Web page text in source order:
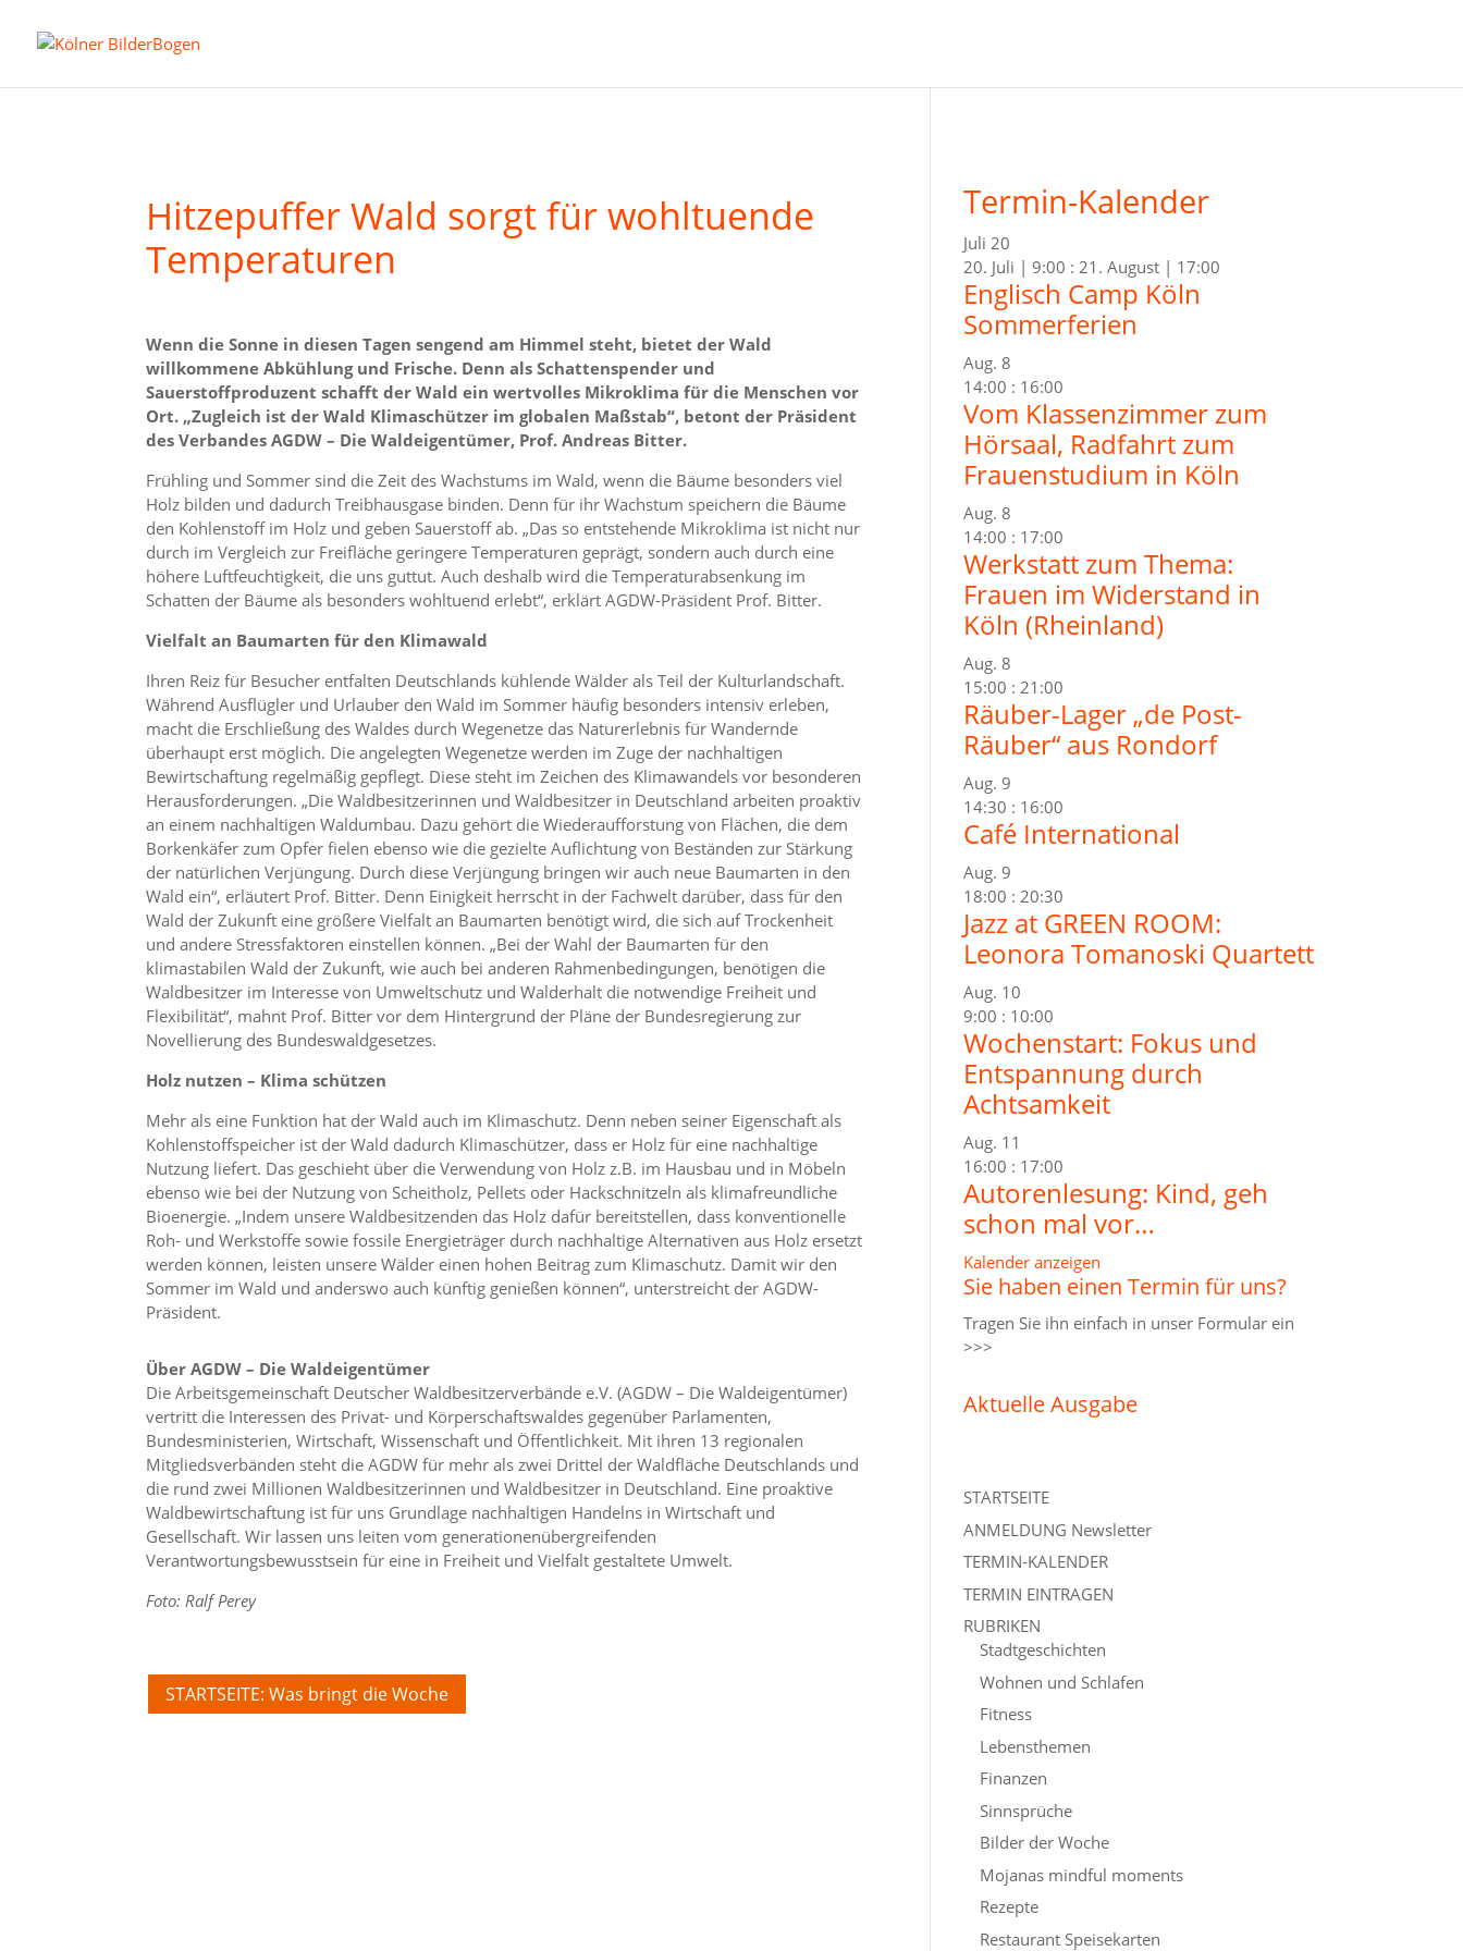
Hitzepuffer Wald sorgt für wohltuende
Temperaturen
Wenn die Sonne in diesen Tagen sengend am Himmel steht, bietet der Wald
willkommene Abkühlung und Frische. Denn als Schattenspender und
Sauerstoffproduzent schafft der Wald ein wertvolles Mikroklima für die Menschen vor
Ort. „Zugleich ist der Wald Klimaschützer im globalen Maßstab“, betont der Präsident
des Verbandes AGDW – Die Waldeigentümer, Prof. Andreas Bitter.
Frühling und Sommer sind die Zeit des Wachstums im Wald, wenn die Bäume besonders viel
Holz bilden und dadurch Treibhausgase binden. Denn für ihr Wachstum speichern die Bäume
den Kohlenstoff im Holz und geben Sauerstoff ab. „Das so entstehende Mikroklima ist nicht nur
durch im Vergleich zur Freifläche geringere Temperaturen geprägt, sondern auch durch eine
höhere Luftfeuchtigkeit, die uns guttut. Auch deshalb wird die Temperaturabsenkung im
Schatten der Bäume als besonders wohltuend erlebt“, erklärt AGDW-Präsident Prof. Bitter.
Vielfalt an Baumarten für den Klimawald
Ihren Reiz für Besucher entfalten Deutschlands kühlende Wälder als Teil der Kulturlandschaft.
Während Ausflügler und Urlauber den Wald im Sommer häufig besonders intensiv erleben,
macht die Erschließung des Waldes durch Wegenetze das Naturerlebnis für Wandernde
überhaupt erst möglich. Die angelegten Wegenetze werden im Zuge der nachhaltigen
Bewirtschaftung regelmäßig gepflegt. Diese steht im Zeichen des Klimawandels vor besonderen
Herausforderungen. „Die Waldbesitzerinnen und Waldbesitzer in Deutschland arbeiten proaktiv
an einem nachhaltigen Waldumbau. Dazu gehört die Wiederaufforstung von Flächen, die dem
Borkenkäfer zum Opfer fielen ebenso wie die gezielte Auflichtung von Beständen zur Stärkung
der natürlichen Verjüngung. Durch diese Verjüngung bringen wir auch neue Baumarten in den
Wald ein“, erläutert Prof. Bitter. Denn Einigkeit herrscht in der Fachwelt darüber, dass für den
Wald der Zukunft eine größere Vielfalt an Baumarten benötigt wird, die sich auf Trockenheit
und andere Stressfaktoren einstellen können. „Bei der Wahl der Baumarten für den
klimastabilen Wald der Zukunft, wie auch bei anderen Rahmenbedingungen, benötigen die
Waldbesitzer im Interesse von Umweltschutz und Walderhalt die notwendige Freiheit und
Flexibilität“, mahnt Prof. Bitter vor dem Hintergrund der Pläne der Bundesregierung zur
Novellierung des Bundeswaldgesetzes.
Holz nutzen – Klima schützen
Mehr als eine Funktion hat der Wald auch im Klimaschutz. Denn neben seiner Eigenschaft als
Kohlenstoffspeicher ist der Wald dadurch Klimaschützer, dass er Holz für eine nachhaltige
Nutzung liefert. Das geschieht über die Verwendung von Holz z.B. im Hausbau und in Möbeln
ebenso wie bei der Nutzung von Scheitholz, Pellets oder Hackschnitzeln als klimafreundliche
Bioenergie. „Indem unsere Waldbesitzenden das Holz dafür bereitstellen, dass konventionelle
Roh- und Werkstoffe sowie fossile Energieträger durch nachhaltige Alternativen aus Holz ersetzt
werden können, leisten unsere Wälder einen hohen Beitrag zum Klimaschutz. Damit wir den
Sommer im Wald und anderswo auch künftig genießen können“, unterstreicht der AGDW-
Präsident.
Über AGDW – Die Waldeigentümer
Die Arbeitsgemeinschaft Deutscher Waldbesitzerverbände e.V. (AGDW – Die Waldeigentümer)
vertritt die Interessen des Privat- und Körperschaftswaldes gegenüber Parlamenten,
Bundesministerien, Wirtschaft, Wissenschaft und Öffentlichkeit. Mit ihren 13 regionalen
Mitgliedsverbänden steht die AGDW für mehr als zwei Drittel der Waldfläche Deutschlands und
die rund zwei Millionen Waldbesitzerinnen und Waldbesitzer in Deutschland. Eine proaktive
Waldbewirtschaftung ist für uns Grundlage nachhaltigen Handelns in Wirtschaft und
Gesellschaft. Wir lassen uns leiten vom generationenübergreifenden
Verantwortungsbewusstsein für eine in Freiheit und Vielfalt gestaltete Umwelt.
Foto: Ralf Perey
STARTSEITE: Was bringt die Woche
Termin-Kalender
Juli 20
20. Juli | 9:00 : 21. August | 17:00
Englisch Camp Köln
Sommerferien
Aug. 8
14:00 : 16:00
Vom Klassenzimmer zum
Hörsaal, Radfahrt zum
Frauenstudium in Köln
Aug. 8
14:00 : 17:00
Werkstatt zum Thema:
Frauen im Widerstand in
Köln (Rheinland)
Aug. 8
15:00 : 21:00
Räuber-Lager „de Post-
Räuber“ aus Rondorf
Aug. 9
14:30 : 16:00
Café International
Aug. 9
18:00 : 20:30
Jazz at GREEN ROOM:
Leonora Tomanoski Quartett
Aug. 10
9:00 : 10:00
Wochenstart: Fokus und
Entspannung durch
Achtsamkeit
Aug. 11
16:00 : 17:00
Autorenlesung: Kind, geh
schon mal vor…
Kalender anzeigen
Sie haben einen Termin für uns?
Tragen Sie ihn einfach in unser Formular ein
>>>
Aktuelle Ausgabe
STARTSEITE
ANMELDUNG Newsletter
TERMIN-KALENDER
TERMIN EINTRAGEN
RUBRIKEN
Stadtgeschichten
Wohnen und Schlafen
Fitness
Lebensthemen
Finanzen
Sinnsprüche
Bilder der Woche
Mojanas mindful moments
Rezepte
Restaurant Speisekarten